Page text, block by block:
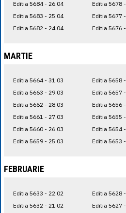
Editia 5684 - 26.04
Editia 5683 - 25.04
Editia 5682 - 24.04
Editia 5678
Editia 5677
Editia 5676
MARTIE
Editia 5664 - 31.03
Editia 5663 - 29.03
Editia 5662 - 28.03
Editia 5661 - 27.03
Editia 5660 - 26.03
Editia 5659 - 25.03
Editia 5658
Editia 5657
Editia 5656
Editia 5655
Editia 5654
Editia 5653
FEBRUARIE
Editia 5633 - 22.02
Editia 5632 - 21.02
Editia 5628
Editia 5627